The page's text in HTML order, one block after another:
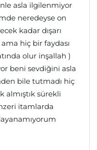
asla ilgilenmiyor
neredeyse on
kadar dışarı
hiç bir faydası
olur inşallah )
beni sevdiğini asla
bile tutmadı hiç
almıştık sürekli
itamlarda